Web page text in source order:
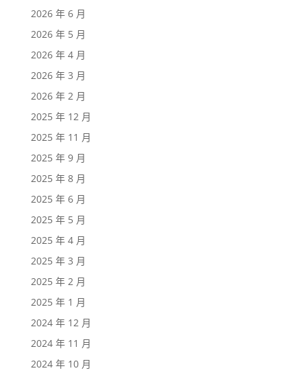
2026 年 6 月
2026 年 5 月
2026 年 4 月
2026 年 3 月
2026 年 2 月
2025 年 12 月
2025 年 11 月
2025 年 9 月
2025 年 8 月
2025 年 6 月
2025 年 5 月
2025 年 4 月
2025 年 3 月
2025 年 2 月
2025 年 1 月
2024 年 12 月
2024 年 11 月
2024 年 10 月